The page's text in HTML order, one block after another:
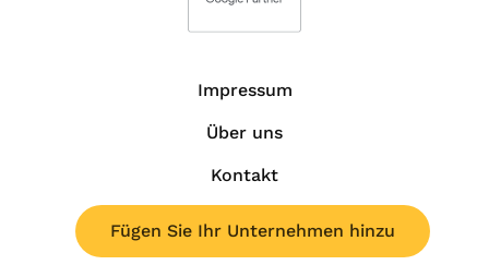
Impressum
Über uns
Kontakt
Fügen Sie Ihr Unternehmen hinzu